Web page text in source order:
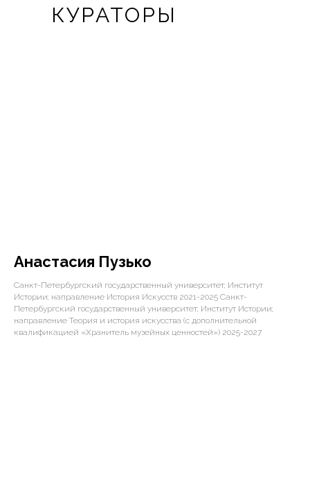
КУРАТОРЫ
Анастасия Пузько
Санкт-Петербургский государственный университет; Институт
Истории; направление История Искусств 2021-2025 Санкт-
Петербургский государственный университет; Институт Истории;
направление Теория и история искусства (с дополнительной
квалификацией «Хранитель музейных ценностей») 2025-2027